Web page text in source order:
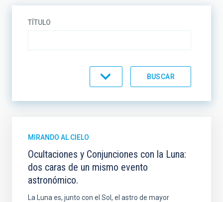
TÍTULO
MIRANDO AL CIELO
Ocultaciones y Conjunciones con la Luna:
dos caras de un mismo evento
astronómico.
La Luna es, junto con el Sol, el astro de mayor